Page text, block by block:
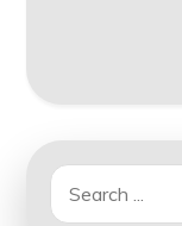
Search
for: